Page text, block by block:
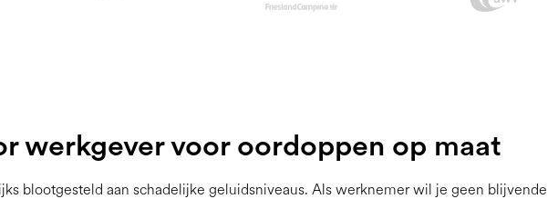
werkgever voor oordoppen op maat
blootgesteld aan schadelijke geluidsniveaus. Als werknemer wil je geen blijvende